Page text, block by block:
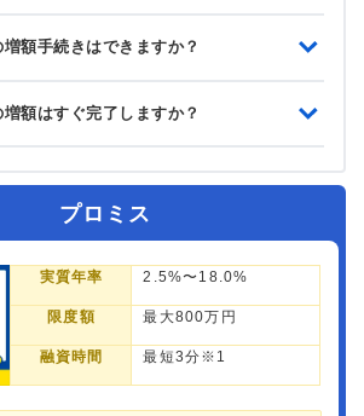
額手続きはできますか？
額はすぐ完了しますか？
プロミス
実質年率 2.5%〜18.0%
限度額 最大800万円
融資時間 最短3分※1